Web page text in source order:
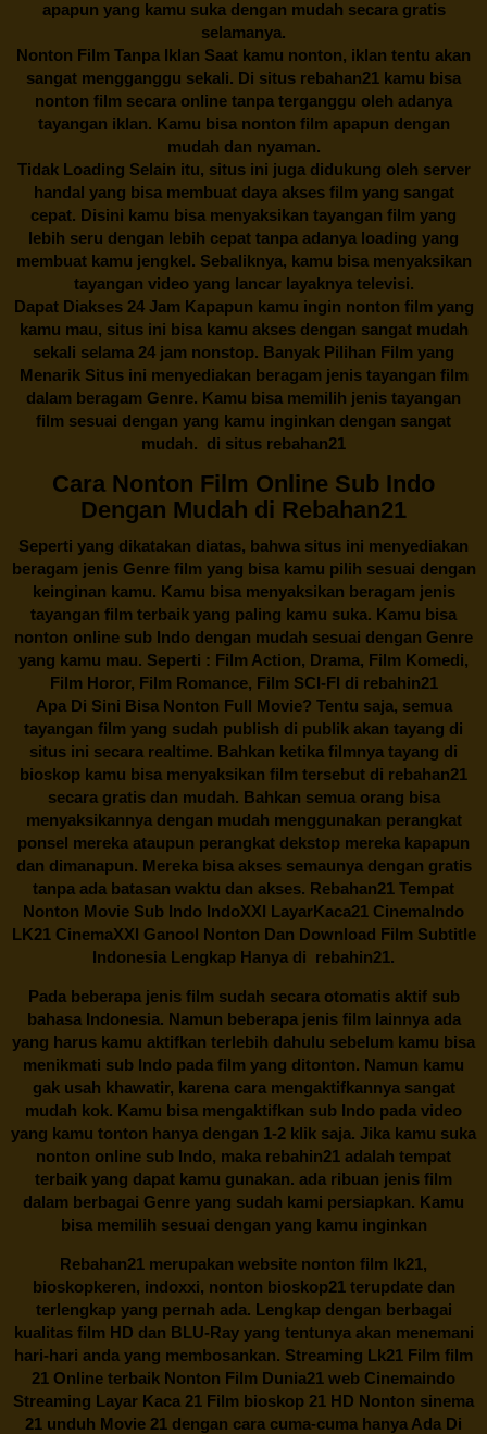
apapun yang kamu suka dengan mudah secara gratis
selamanya.
Nonton Film Tanpa Iklan Saat kamu nonton, iklan tentu akan
sangat mengganggu sekali. Di situs rebahan21 kamu bisa
nonton film secara online tanpa terganggu oleh adanya
tayangan iklan. Kamu bisa nonton film apapun dengan
mudah dan nyaman.
Tidak Loading Selain itu, situs ini juga didukung oleh server
handal yang bisa membuat daya akses film yang sangat
cepat. Disini kamu bisa menyaksikan tayangan film yang
lebih seru dengan lebih cepat tanpa adanya loading yang
membuat kamu jengkel. Sebaliknya, kamu bisa menyaksikan
tayangan video yang lancar layaknya televisi.
Dapat Diakses 24 Jam Kapapun kamu ingin nonton film yang
kamu mau, situs ini bisa kamu akses dengan sangat mudah
sekali selama 24 jam nonstop. Banyak Pilihan Film yang
Menarik Situs ini menyediakan beragam jenis tayangan film
dalam beragam Genre. Kamu bisa memilih jenis tayangan
film sesuai dengan yang kamu inginkan dengan sangat
mudah. di situs rebahan21
Cara Nonton Film Online Sub Indo
Dengan Mudah di Rebahan21
Seperti yang dikatakan diatas, bahwa situs ini menyediakan
beragam jenis Genre film yang bisa kamu pilih sesuai dengan
keinginan kamu. Kamu bisa menyaksikan beragam jenis
tayangan film terbaik yang paling kamu suka. Kamu bisa
nonton online sub Indo dengan mudah sesuai dengan Genre
yang kamu mau. Seperti : Film Action, Drama, Film Komedi,
Film Horor, Film Romance, Film SCI-FI di rebahin21
Apa Di Sini Bisa Nonton Full Movie? Tentu saja, semua
tayangan film yang sudah publish di publik akan tayang di
situs ini secara realtime. Bahkan ketika filmnya tayang di
bioskop kamu bisa menyaksikan film tersebut di rebahan21
secara gratis dan mudah. Bahkan semua orang bisa
menyaksikannya dengan mudah menggunakan perangkat
ponsel mereka ataupun perangkat dekstop mereka kapapun
dan dimanapun. Mereka bisa akses semaunya dengan gratis
tanpa ada batasan waktu dan akses. Rebahan21 Tempat
Nonton Movie Sub Indo IndoXXI LayarKaca21 CinemaIndo
LK21 CinemaXXI Ganool Nonton Dan Download Film Subtitle
Indonesia Lengkap Hanya di rebahin21.
Pada beberapa jenis film sudah secara otomatis aktif sub
bahasa Indonesia. Namun beberapa jenis film lainnya ada
yang harus kamu aktifkan terlebih dahulu sebelum kamu bisa
menikmati sub Indo pada film yang ditonton. Namun kamu
gak usah khawatir, karena cara mengaktifkannya sangat
mudah kok. Kamu bisa mengaktifkan sub Indo pada video
yang kamu tonton hanya dengan 1-2 klik saja. Jika kamu suka
nonton online sub Indo, maka rebahin21 adalah tempat
terbaik yang dapat kamu gunakan. ada ribuan jenis film
dalam berbagai Genre yang sudah kami persiapkan. Kamu
bisa memilih sesuai dengan yang kamu inginkan
Rebahan21 merupakan website nonton film lk21,
bioskopkeren, indoxxi, nonton bioskop21 terupdate dan
terlengkap yang pernah ada. Lengkap dengan berbagai
kualitas film HD dan BLU-Ray yang tentunya akan menemani
hari-hari anda yang membosankan. Streaming Lk21 Film film
21 Online terbaik Nonton Film Dunia21 web Cinemaindo
Streaming Layar Kaca 21 Film bioskop 21 HD Nonton sinema
21 unduh Movie 21 dengan cara cuma-cuma hanya Ada Di